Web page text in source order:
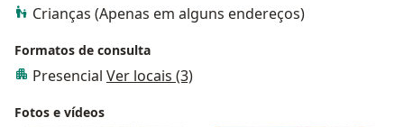
Crianças (Apenas em alguns endereços)
Formatos de consulta
Presencial Ver locais (3)
Fotos e vídeos